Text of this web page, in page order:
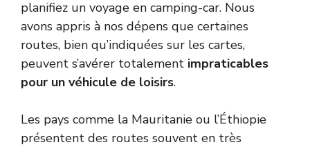
planifiez un voyage en camping-car. Nous
avons appris à nos dépens que certaines
routes, bien qu’indiquées sur les cartes,
peuvent s’avérer totalement impraticables
pour un véhicule de loisirs.
Les pays comme la Mauritanie ou l’Éthiopie
présentent des routes souvent en très